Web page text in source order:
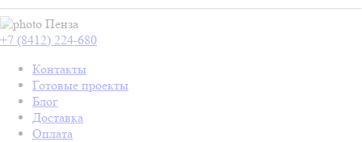
Пенза
+7 (8412) 224-680
Контакты
Готовые проекты
Блог
Доставка
Оплата